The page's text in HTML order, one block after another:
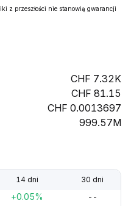
z przeszłości nie stanowią gwarancji
7.32K
81.15
0.0013697
999.57M
14 dni 30 dni
+0.05% --